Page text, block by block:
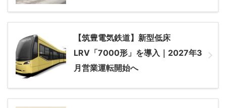
【筑豊電気鉄道】新型低床
LRV「7000形」を導入｜2027年3
月営業運転開始へ